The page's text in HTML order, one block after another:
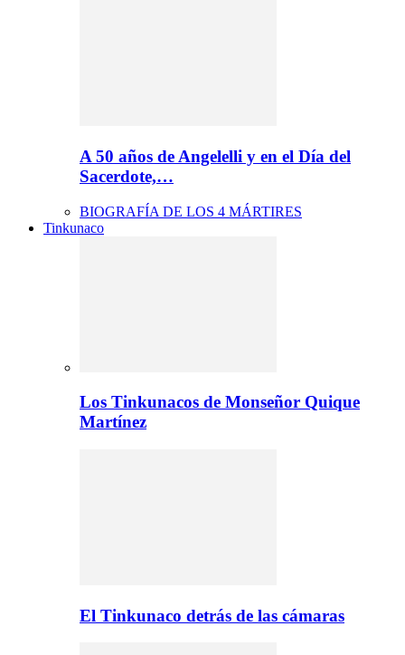
A 50 años de Angelelli y en el Día del
Sacerdote,…
BIOGRAFÍA DE LOS 4 MÁRTIRES
Tinkunaco
Los Tinkunacos de Monseñor Quique
Martínez
El Tinkunaco detrás de las cámaras